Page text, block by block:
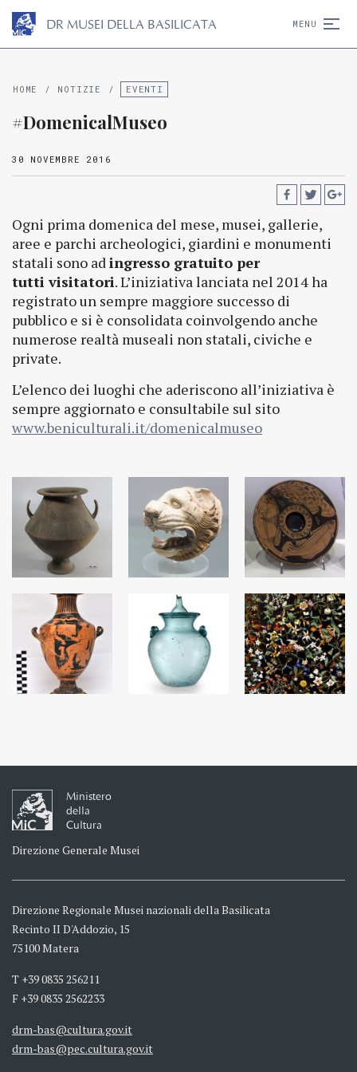
DR MUSEI DELLA BASILICATA MENU
HOME / NOTIZIE / EVENTI
#DomenicalMuseo
30 NOVEMBRE 2016
Ogni prima domenica del mese, musei, gallerie,
aree e parchi archeologici, giardini e monumenti
statali sono adingresso gratuito per
tutti visitatori. L’iniziativa lanciata nel 2014 ha
registrato un sempre maggiore successo di
pubblico e si è consolidata coinvolgendo anche
numerose realtà museali non statali, civiche e
private.
L’elenco dei luoghi che aderiscono all’iniziativa è
sempre aggiornato e consultabile sul sito
www.beniculturali.it/domenicalmuseo
Ministero
della
Cultura
Direzione Generale Musei
Direzione Regionale Musei nazionali della Basilicata
Recinto II D'Addozio, 15
75100 Matera
T +39 0835 256211
F +39 0835 2562233
drm-bas@cultura.gov.it
drm-bas@pec.cultura.gov.it